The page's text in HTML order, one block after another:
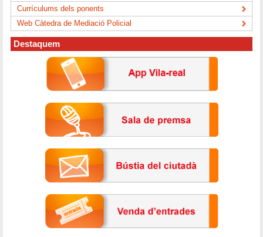
Currículums dels ponents
Web Càtedra de Mediació Policial
Destaquem